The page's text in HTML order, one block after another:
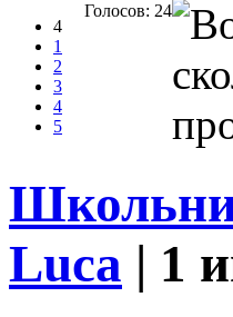
4
1
2
3
4
5
Голосов: 24
Luca | 1